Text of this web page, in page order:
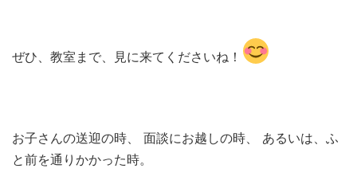
ぜひ、教室まで、見に来てくださいね！
お子さんの送迎の時、 面談にお越しの時、 あるいは、ふ
と前を通りかかった時。